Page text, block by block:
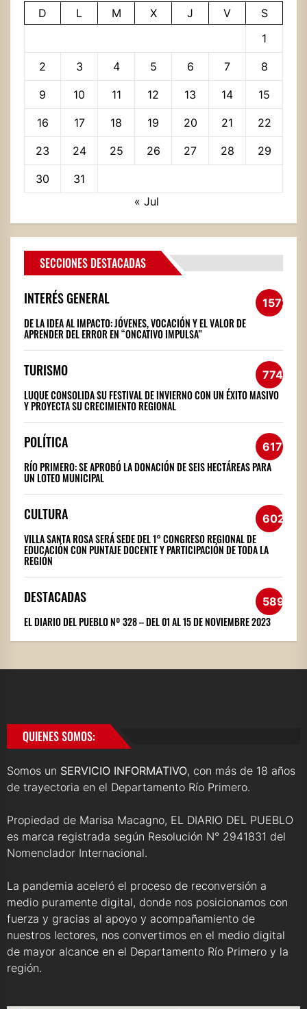
D L M X J V
S
1
2 3 4 5 6 7 8
9 10 11 12 13 14 15
16 17 18 19 20 21 22
23 24 25 26 27 28 29
30
31
« Jul
SECCIONES DESTACADAS
INTERÉS GENERAL 1572
DE LA IDEA AL IMPACTO: JÓVENES, VOCACIÓN Y EL VALOR DE
APRENDER DEL ERROR EN “ONCATIVO IMPULSA”
TURISMO 774
LUQUE CONSOLIDA SU FESTIVAL DE INVIERNO CON UN ÉXITO MASIVO
Y PROYECTA SU CRECIMIENTO REGIONAL
POLÍTICA 617
RÍO PRIMERO: SE APROBÓ LA DONACIÓN DE SEIS HECTÁREAS PARA
UN LOTEO MUNICIPAL
CULTURA 602
VILLA SANTA ROSA SERÁ SEDE DEL 1° CONGRESO REGIONAL DE
EDUCACIÓN CON PUNTAJE DOCENTE Y PARTICIPACIÓN DE TODA LA
REGIÓN
DESTACADAS 589
EL DIARIO DEL PUEBLO Nº 328 – DEL 01 AL 15 DE NOVIEMBRE 2023
QUIENES SOMOS:
Somos un SERVICIO INFORMATIVO, con más de 18 años
de trayectoria en el Departamento Río Primero.
Propiedad de Marisa Macagno, EL DIARIO DEL PUEBLO
es marca registrada según Resolución N° 2941831 del
Nomenclador Internacional.
La pandemia aceleró el proceso de reconversión a
medio puramente digital, donde nos posicionamos con
fuerza y gracias al apoyo y acompañamiento de
nuestros lectores, nos convertimos en el medio digital
de mayor alcance en el Departamento Río Primero y la
región.